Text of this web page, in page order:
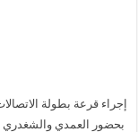
إجراء قرعة بطولة
بحضور العمدي والشغدري